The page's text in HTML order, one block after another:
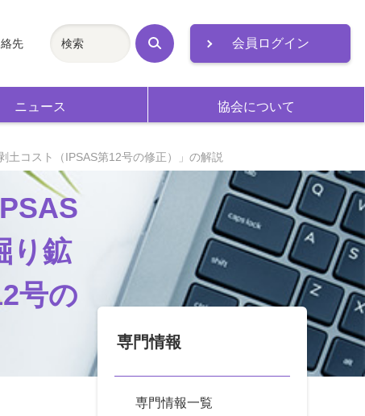
会員ログイン
ニュース 協会について
先
検
索
土コスト（IPSAS第12号の修正）」の解説
り鉱
号の
専門情報
専門情報一覧